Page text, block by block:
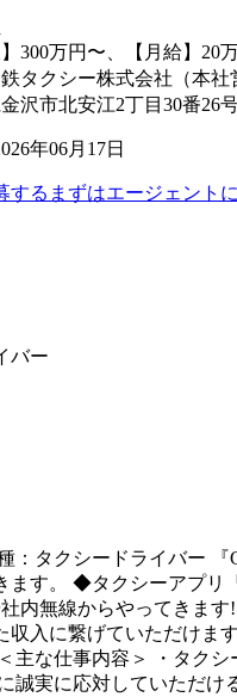
】300万円〜、【月給】20
タクシー株式会社（本社
沢市北安江2丁目30番26
年06月17日
する まずはエージェント
バー
：タクシードライバー 『
ます。 ◆タクシーアプリ
内無線からやってきま
収入に繋げていただけま
主な仕事内容＞ ・タク
誠実に応対していただけ